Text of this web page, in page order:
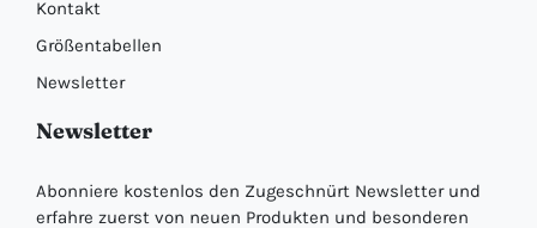
Kontakt
Größentabellen
Newsletter
Newsletter
Abonniere kostenlos den Zugeschnürt Newsletter und
erfahre zuerst von neuen Produkten und besonderen